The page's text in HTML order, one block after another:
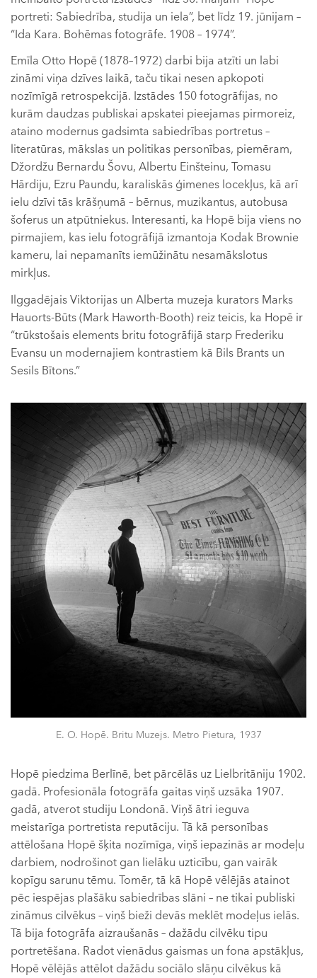
portreti: Sabiedrība, studija un iela”, bet līdz 19. jūnijam –
“Ida Kara. Bohēmas fotogrāfe. 1908 – 1974”.
Emīla Otto Hopē (1878–1972) darbi bija atzīti un labi
zināmi viņa dzīves laikā, taču tikai nesen apkopoti
nozīmīgā retrospekcijā. Izstādes 150 fotogrāfijas, no
kurām daudzas publiskai apskatei pieejamas pirmoreiz,
ataino modernus gadsimta sabiedrības portretus –
literatūras, mākslas un politikas personības, piemēram,
Džordžu Bernardu Šovu, Albertu Einšteinu, Tomasu
Hārdiju, Ezru Paundu, karaliskās ģimenes locekļus, kā arī
ielu dzīvi tās krāšņumā – bērnus, muzikantus, autobusa
šoferus un atpūtniekus. Interesanti, ka Hopē bija viens no
pirmajiem, kas ielu fotogrāfijā izmantoja Kodak Brownie
kameru, lai nepamanīts iemūžinātu nesamākslotus
mirkļus.
Ilggadējais Viktorijas un Alberta muzeja kurators Marks
Hauorts-Būts (Mark Haworth-Booth) reiz teicis, ka Hopē ir
“trūkstošais elements britu fotogrāfijā starp Frederiku
Evansu un modernajiem kontrastiem kā Bils Brants un
Sesils Bītons.”
E. O. Hopē. Britu Muzejs. Metro Pietura, 1937
Hopē piedzima Berlīnē, bet pārcēlās uz Lielbritāniju 1902.
gadā. Profesionāla fotogrāfa gaitas viņš uzsāka 1907.
gadā, atverot studiju Londonā. Viņš ātri ieguva
meistarīga portretista reputāciju. Tā kā personības
attēlošana Hopē šķita nozīmīga, viņš iepazinās ar modeļu
darbiem, nodrošinot gan lielāku uzticību, gan vairāk
kopīgu sarunu tēmu. Tomēr, tā kā Hopē vēlējās atainot
pēc iespējas plašāku sabiedrības slāni – ne tikai publiski
zināmus cilvēkus – viņš bieži devās meklēt modeļus ielās.
Tā bija fotogrāfa aizraušanās – dažādu cilvēku tipu
portretēšana. Radot vienādus gaismas un fona apstākļus,
Hopē vēlējās attēlot dažādu sociālo slāņu cilvēkus kā